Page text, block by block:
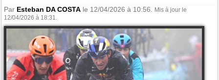
Par Esteban DA COSTA le 12/04/2026 à 10:56.
Mis à jour le
12/04/2026 à 18:31.